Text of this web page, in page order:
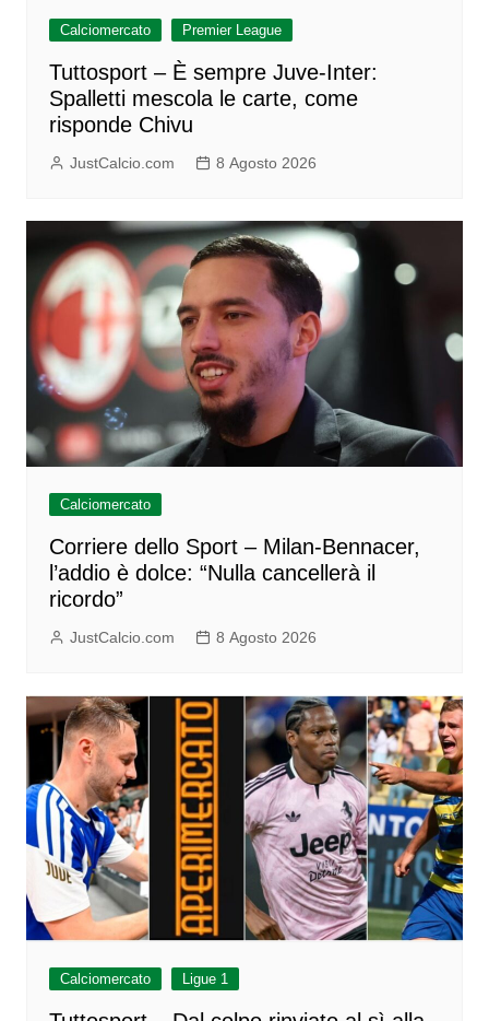
Calciomercato Premier League
Tuttosport – È sempre Juve-Inter:
Spalletti mescola le carte, come
risponde Chivu
JustCalcio.com 8 Agosto 2026
Calciomercato
Corriere dello Sport – Milan-Bennacer,
l’addio è dolce: “Nulla cancellerà il
ricordo”
JustCalcio.com 8 Agosto 2026
Calciomercato Ligue 1